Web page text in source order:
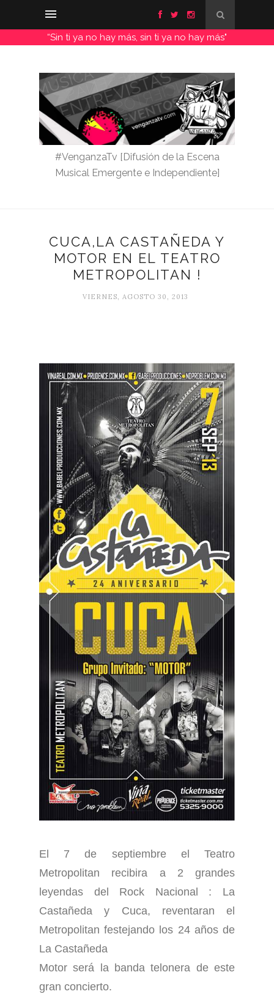
“Sin ti ya no hay más, sin ti ya no hay más"
#VenganzaTv [Difusión de la Escena
Musical Emergente e Independiente]
CUCA,LA CASTAÑEDA Y
MOTOR EN EL TEATRO
METROPOLITAN !
VIERNES, AGOSTO 30, 2013
El 7 de septiembre el Teatro
Metropolitan recibira a 2 grandes
leyendas del Rock Nacional : La
Castañeda y Cuca, reventaran el
Metropolitan festejando los 24 años de
La Castañeda
Motor será la banda telonera de este
gran concierto.